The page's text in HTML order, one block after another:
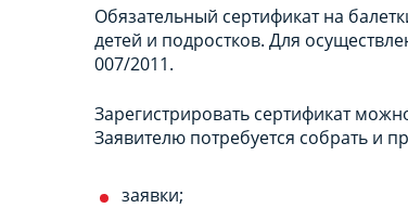
Обязательный сертификат на
детей и подростков. Для
007/2011.
Зарегистрировать сертификат
Заявителю потребуется собрать и
заявки;